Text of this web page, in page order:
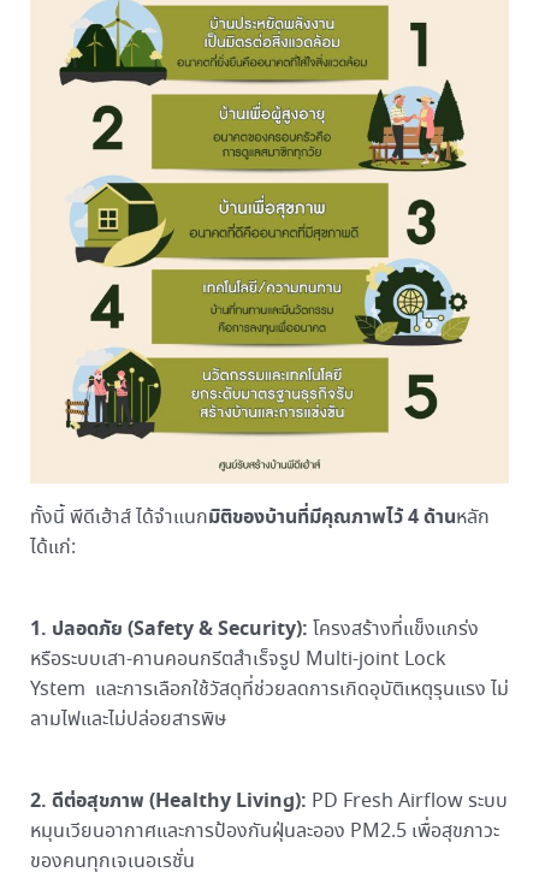
ทั้งนี้ พีดีเฮ้าส์ ได้จำแนกมิติของบ้านที่มีคุณภาพไว้4ด้านหลัก
ได้แก่:
1. ปลอดภัย (Safety & Security): โครงสร้างที่แข็งแกร่ง
หรือระบบเสา-คานคอนกรีตสำเร็จรูป Multi-joint Lock
Ystem และการเลือกใช้วัสดุที่ช่วยลดการเกิดอุบัติเหตุรุนแรง ไม่
ลามไฟและไม่ปล่อยสารพิษ
2. ดีต่อสุขภาพ (Healthy Living): PD Fresh Airflow ระบบ
หมุนเวียนอากาศและการป้องกันฝุ่นละออง PM2.5 เพื่อสุขภาวะ
ของคนทุกเจเนอเรชั่น